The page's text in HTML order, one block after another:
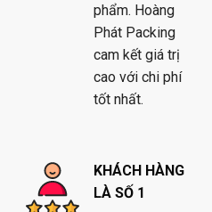
phẩm. Hoàng
Phát Packing
cam kết giá trị
cao với chi phí
tốt nhất.
KHÁCH HÀNG
LÀ SỐ 1